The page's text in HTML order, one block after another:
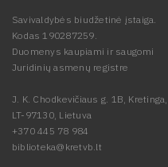
Savivaldybės biudžetinė įstaiga.
Kodas 190287259.
Duomenys kaupiami ir saugomi
Juridinių asmenų registre
J. K. Chodkevičiaus g. 1B, Kretinga,
LT-97130, Lietuva
+370 445 78 984
biblioteka@kretvb.lt